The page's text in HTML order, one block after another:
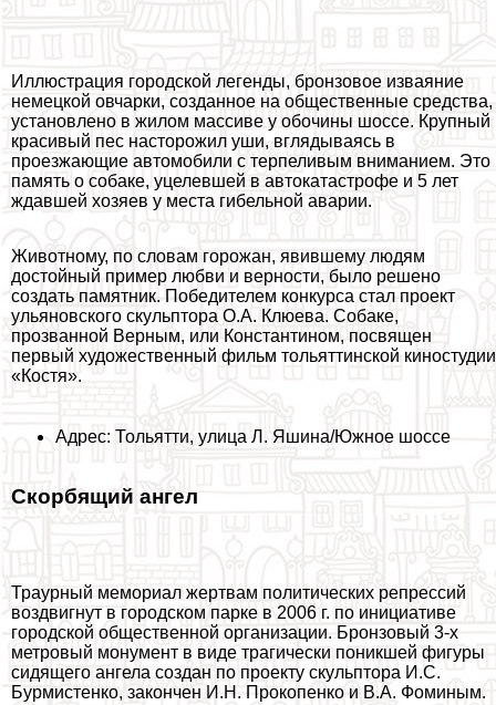
Иллюстрация городской легенды, бронзовое изваяние
немецкой овчарки, созданное на общественные средства,
установлено в жилом массиве у обочины шоссе. Крупный
красивый пес насторожил уши, вглядываясь в
проезжающие автомобили с терпеливым вниманием. Это
память о собаке, уцелевшей в автокатастрофе и 5 лет
ждавшей хозяев у места гибельной аварии.
Животному, по словам горожан, явившему людям
достойный пример любви и верности, было решено
создать памятник. Победителем конкурса стал проект
ульяновского скульптора О.А. Клюева. Собаке,
прозванной Верным, или Константином, посвящен
первый художественный фильм тольяттинской киностудии
«Костя».
Адрес: Тольятти, улица Л. Яшина/Южное шоссе
Скорбящий ангел
Траурный мемориал жертвам политических репрессий
воздвигнут в городском парке в 2006 г. по инициативе
городской общественной организации. Бронзовый 3-х
метровый монумент в виде трагически поникшей фигуры
сидящего ангела создан по проекту скульптора И.С.
Бурмистенко, закончен И.Н. Прокопенко и В.А. Фоминым.